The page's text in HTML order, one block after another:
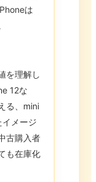
は
を理解し
12な
る、mini
メージ
古購入者
も在庫化